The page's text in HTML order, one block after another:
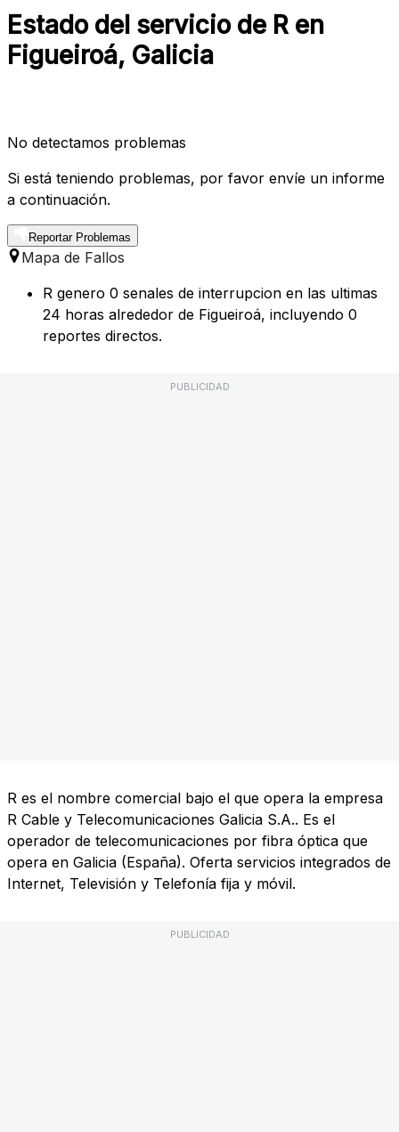
Estado del servicio de R en
Figueiroá, Galicia
No detectamos problemas
Si está teniendo problemas, por favor envíe un informe
a continuación.
Reportar Problemas
Mapa de Fallos
R genero 0 senales de interrupcion en las ultimas
24 horas alrededor de Figueiroá, incluyendo 0
reportes directos.
PUBLICIDAD
R es el nombre comercial bajo el que opera la empresa
R Cable y Telecomunicaciones Galicia S.A.. Es el
operador de telecomunicaciones por fibra óptica que
opera en Galicia (España). Oferta servicios integrados de
Internet, Televisión y Telefonía fija y móvil.
PUBLICIDAD